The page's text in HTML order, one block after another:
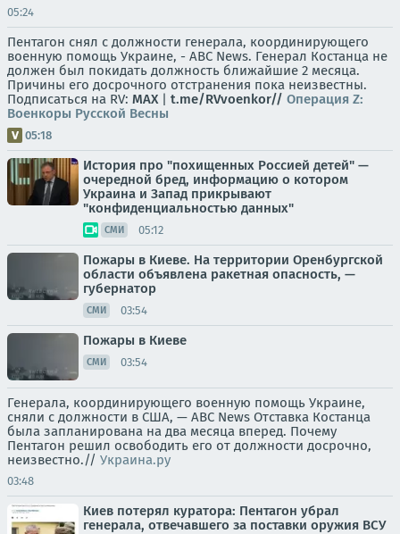
05:24
Пентагон снял с должности генерала, координирующего
военную помощь Украине, - ABC News. Генерал Костанца не
должен был покидать должность ближайшие 2 месяца.
Причины его досрочного отстранения пока неизвестны.
Подписаться на RV: MAX| t.me/RVvoenkor// Операция Z:
Военкоры Русской Весны
05:18
История про "похищенных Россией детей" —
очередной бред, информацию о котором
Украина и Запад прикрывают
"конфиденциальностью данных"
СМИ 05:12
Пожары в Киеве. На территории Оренбургской
области объявлена ракетная опасность, —
губернатор
СМИ 03:54
Пожары в Киеве
СМИ 03:54
Генерала, координирующего военную помощь Украине,
сняли с должности в США, — ABC News Отставка Костанца
была запланирована на два месяца вперед. Почему
Пентагон решил освободить его от должности досрочно,
неизвестно.// Украина.ру
03:48
Киев потерял куратора: Пентагон убрал
генерала, отвечавшего за поставки оружия ВСУ